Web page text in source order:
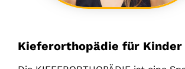
Kieferorthopädie für Kinder